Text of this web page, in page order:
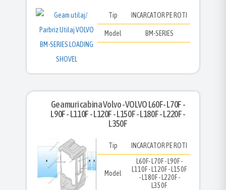
Tip INCARCATOR PE ROTI
Model BM-SERIES
Geamuri cabina Volvo -VOLVO L60F- L70F -
L90F - L110F - L120F - L150F - L180F - L220F -
L350F
Tip INCARCATOR PE ROTI
Model
L60F- L70F - L90F -
L110F - L120F - L150F
- L180F - L220F -
L350F